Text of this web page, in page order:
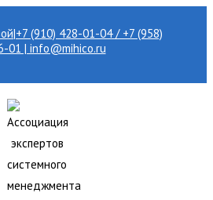
|+7 (910) 428-01-04 / +7 (958)
01 | info@mihico.ru